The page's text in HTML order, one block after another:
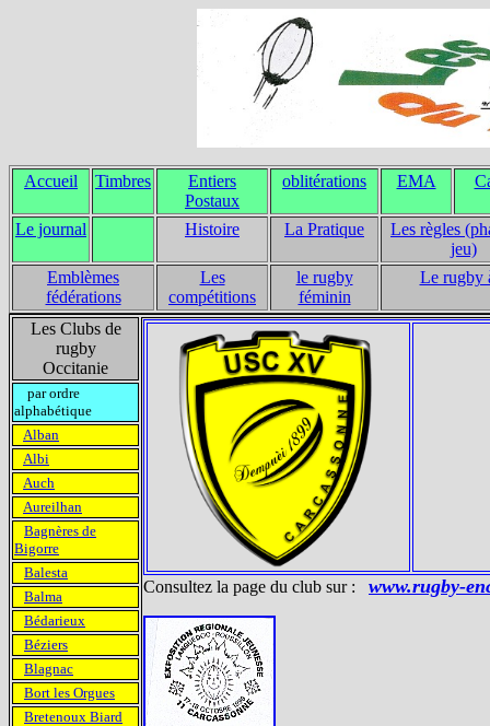
Accueil Timbres
Entiers
Postaux
oblitérations EMA
Le journal Histoire La Pratique
Les règles
jeu)
Emblèmes
fédérations
Les
compétitions
le rugby
féminin
Le rugby
Les Clubs de
rugby
Occitanie
Consultez la page du club sur : www.rugby-
par ordre
alphabétique
Alban
Albi
Auch
Aureilhan
Bagnères de
Bigorre
Balesta
Balma
Bédarieux
Béziers
Blagnac
Bort les Orgues
Bretenoux Biard